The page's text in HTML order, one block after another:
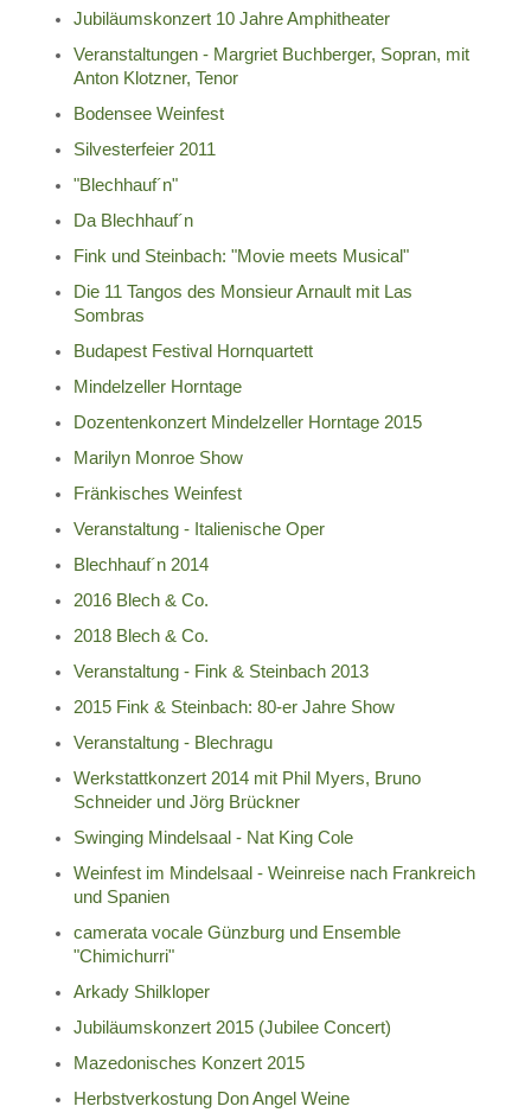
Jubiläumskonzert 10 Jahre Amphitheater
Veranstaltungen - Margriet Buchberger, Sopran, mit
Anton Klotzner, Tenor
Bodensee Weinfest
Silvesterfeier 2011
"Blechhauf´n"
Da Blechhauf´n
Fink und Steinbach: "Movie meets Musical"
Die 11 Tangos des Monsieur Arnault mit Las
Sombras
Budapest Festival Hornquartett
Mindelzeller Horntage
Dozentenkonzert Mindelzeller Horntage 2015
Marilyn Monroe Show
Fränkisches Weinfest
Veranstaltung - Italienische Oper
Blechhauf´n 2014
2016 Blech & Co.
2018 Blech & Co.
Veranstaltung - Fink & Steinbach 2013
2015 Fink & Steinbach: 80-er Jahre Show
Veranstaltung - Blechragu
Werkstattkonzert 2014 mit Phil Myers, Bruno
Schneider und Jörg Brückner
Swinging Mindelsaal - Nat King Cole
Weinfest im Mindelsaal - Weinreise nach Frankreich
und Spanien
camerata vocale Günzburg und Ensemble
"Chimichurri"
Arkady Shilkloper
Jubiläumskonzert 2015 (Jubilee Concert)
Mazedonisches Konzert 2015
Herbstverkostung Don Angel Weine